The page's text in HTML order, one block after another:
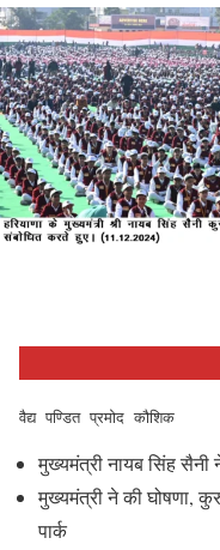
वैद्य पण्डित प्रमोद कौशिक
मुख्यमंत्री नायब सिंह सैनी
मुख्यमंत्री ने की घोषणा,
पार्क